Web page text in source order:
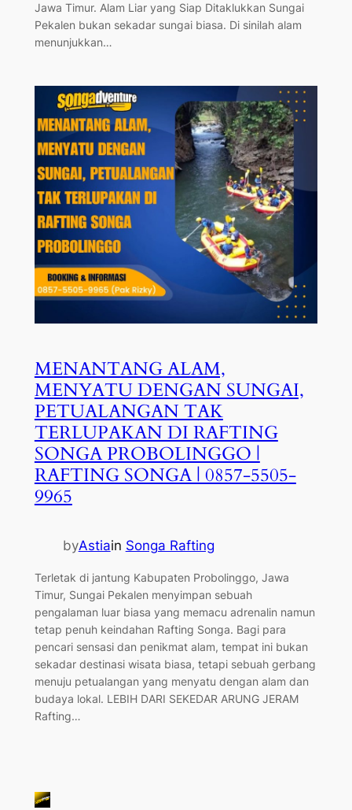
Jawa Timur. Alam Liar yang Siap Ditaklukkan Sungai
Pekalen bukan sekadar sungai biasa. Di sinilah alam
menunjukkan…
MENANTANG ALAM,
MENYATU DENGAN SUNGAI,
PETUALANGAN TAK
TERLUPAKAN DI RAFTING
SONGA PROBOLINGGO |
RAFTING SONGA | 0857-5505-
9965
byAstiain Songa Rafting
Terletak di jantung Kabupaten Probolinggo, Jawa
Timur, Sungai Pekalen menyimpan sebuah
pengalaman luar biasa yang memacu adrenalin namun
tetap penuh keindahan Rafting Songa. Bagi para
pencari sensasi dan penikmat alam, tempat ini bukan
sekadar destinasi wisata biasa, tetapi sebuah gerbang
menuju petualangan yang menyatu dengan alam dan
budaya lokal. LEBIH DARI SEKEDAR ARUNG JERAM
Rafting…